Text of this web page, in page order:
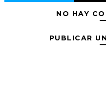
NO HAY
PUBLICAR